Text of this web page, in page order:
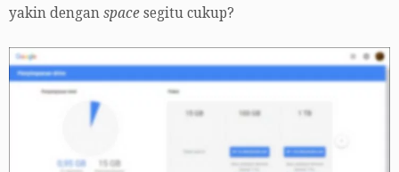
yakin dengan space segitu cukup?